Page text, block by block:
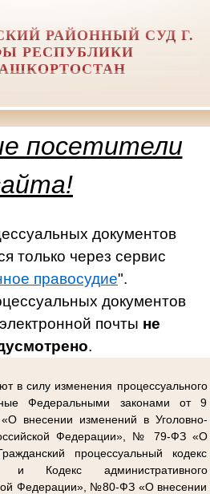
РАЙОННЫЙ СУД Г.
РЕСПУБЛИКИ
посетители
документов
только через сервис
правосудие".
документов
почты не
.
в силу изменения процессуального
Федеральными законами от 9
внесении изменений в Уголовно-
Федерации», № 79-ФЗ «О
процессуальный кодекс
и Кодекс административного
Федерации», №80-ФЗ «О внесении